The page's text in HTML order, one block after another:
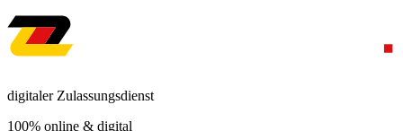
digitaler Zulassungsdienst
100% online & digital